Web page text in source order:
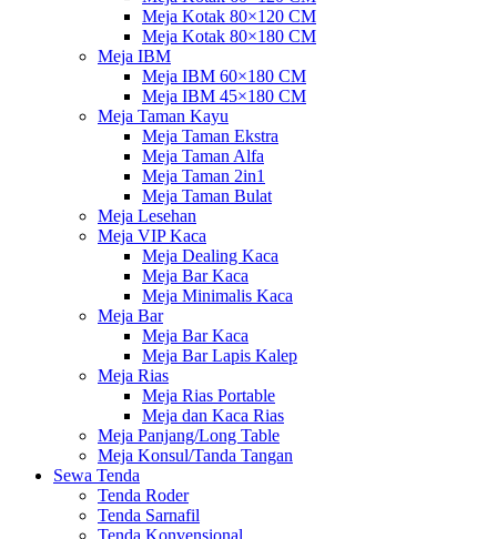
Meja Kotak 80×120 CM
Meja Kotak 80×180 CM
Meja IBM
Meja IBM 60×180 CM
Meja IBM 45×180 CM
Meja Taman Kayu
Meja Taman Ekstra
Meja Taman Alfa
Meja Taman 2in1
Meja Taman Bulat
Meja Lesehan
Meja VIP Kaca
Meja Dealing Kaca
Meja Bar Kaca
Meja Minimalis Kaca
Meja Bar
Meja Bar Kaca
Meja Bar Lapis Kalep
Meja Rias
Meja Rias Portable
Meja dan Kaca Rias
Meja Panjang/Long Table
Meja Konsul/Tanda Tangan
Sewa Tenda
Tenda Roder
Tenda Sarnafil
Tenda Konvensional